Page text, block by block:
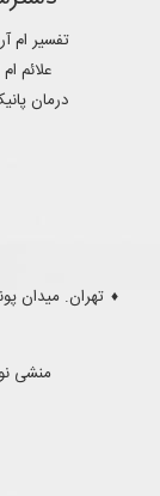
تفسیر ام
علائم
درمان
♦ تهران. ميدان
منشی